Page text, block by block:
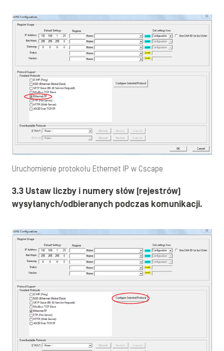
Uruchomienie protokołu Ethernet IP w Cscape
3.3 Ustaw liczby i numery słów (rejestrów)
wysyłanych/odbieranych podczas komunikacji.